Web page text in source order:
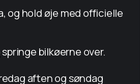
og hold øje med officielle
bilkøerne over.
aften og søndag